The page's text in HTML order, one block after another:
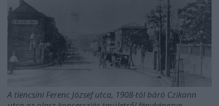
A tiencsini Ferenc József utca, 1908-tól báró Czikann